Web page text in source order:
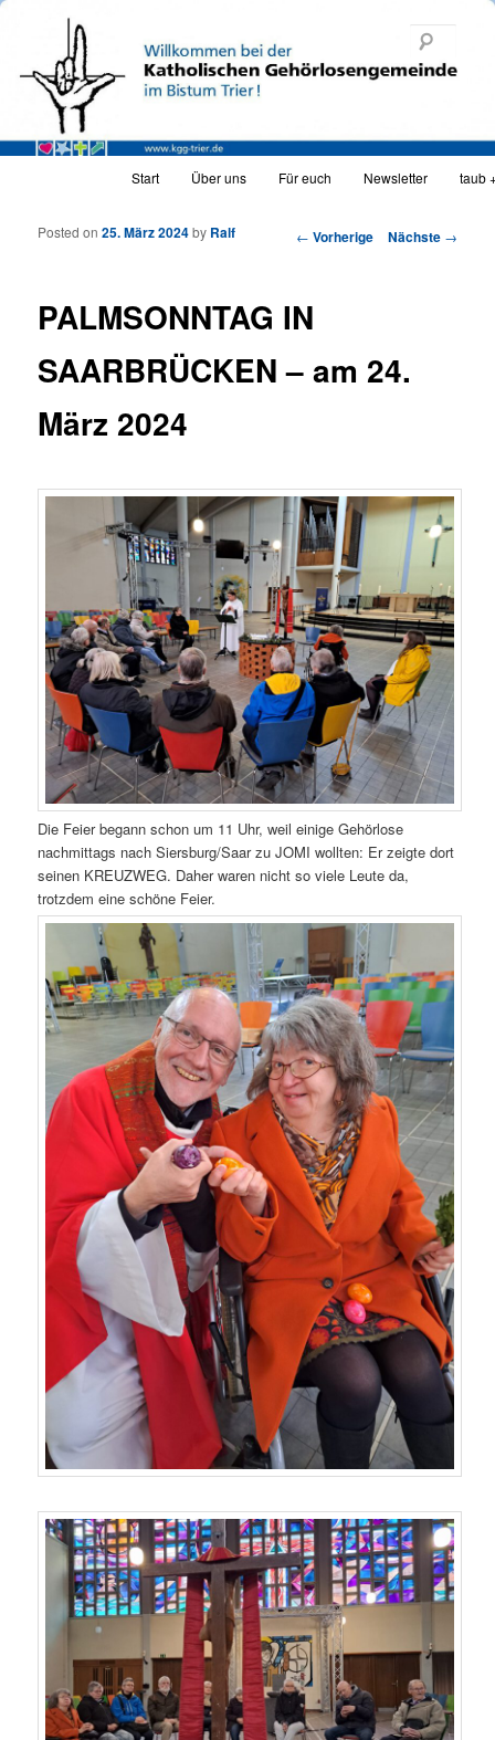
KGG_web
Zum Inhalt wechseln
Zum sekundären Inhalt wechseln
Start Über uns Für euch Newsletter taub
Artikelnavigation
← Vorherige Nächste →
PALMSONNTAG IN
SAARBRÜCKEN – am 24.
März 2024
Posted on25. März 2024by Ralf
Die Feier begann schon um 11 Uhr, weil einige Gehörlose
nachmittags nach Siersburg/Saar zu JOMI wollten: Er zeigte dort
seinen KREUZWEG. Daher waren nicht so viele Leute da,
trotzdem eine schöne Feier.